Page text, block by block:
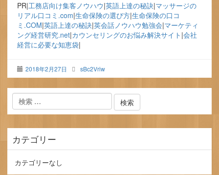
PR|工務店向け集客ノウハウ|英語上達の秘訣|マッサージの
リアル口コミ.com|生命保険の選び方|生命保険の口コ
ミ.COM|英語上達の秘訣|英会話ノウハウ勉強会|マーケティ
ング経営研究.net|カウンセリングのお悩み解決サイト |会社
経営に必要な知恵袋|
2018年2月27日 sBc2Vriw
カテゴリー
カテゴリーなし